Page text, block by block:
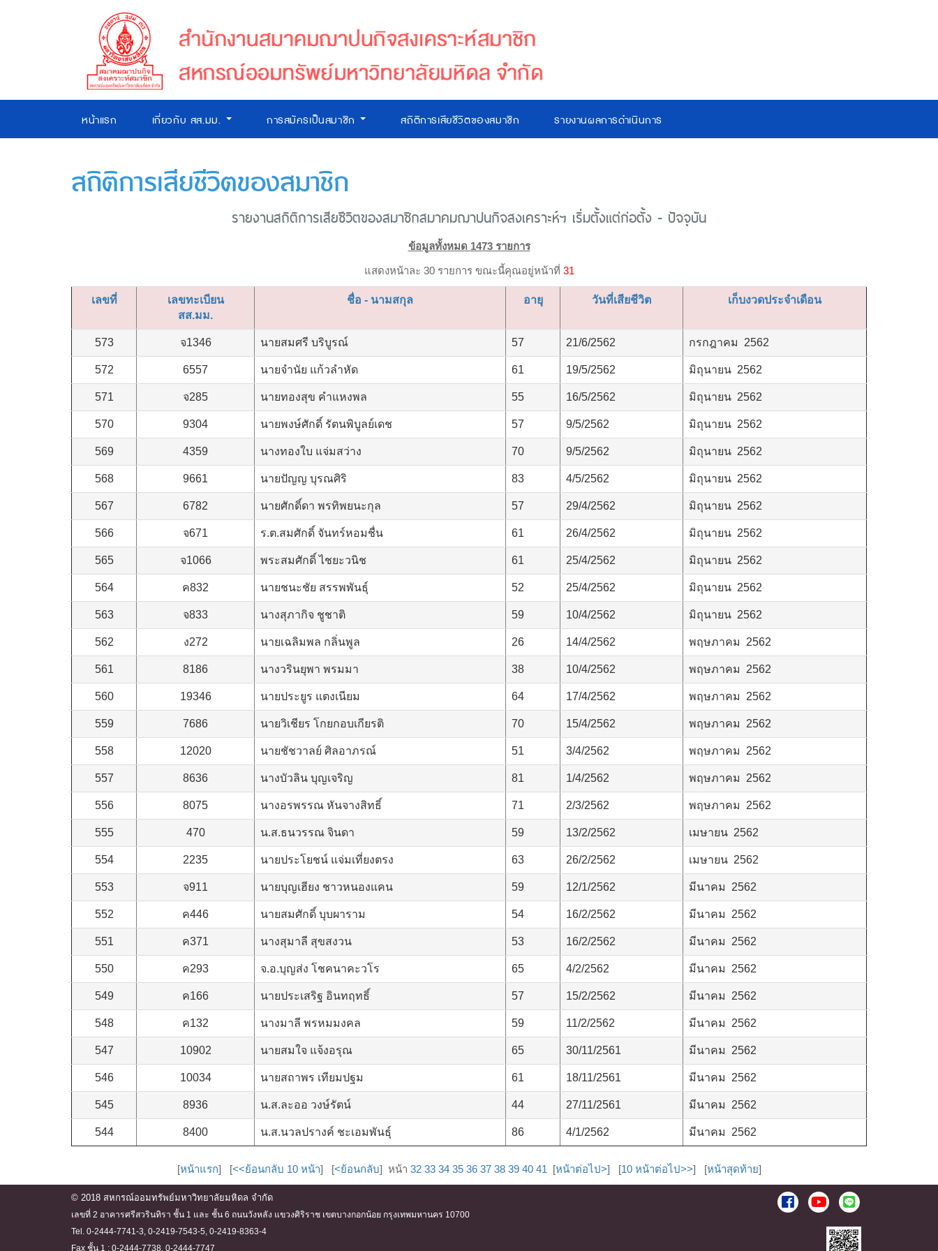
หน้าแรก เกี่ยวกับ สส.มม. การสมัครเป็นสมาชิก สถิติการเสียชีวิตของสมาชิก รายงานผลการดำเนินการ
สถิติการเสียชีวิตของสมาชิก
รายงานสถิติการเสียชีวิตของสมาชิกสมาคมฌาปนกิจสงเคราะห์ฯ เริ่มตั้งแต่ก่อตั้ง - ปัจจุบัน
ข้อมูลทั้งหมด 1473 รายการ
แสดงหน้าละ 30 รายการ ขณะนี้คุณอยู่หน้าที่ 31
เลขที่
เลขทะเบียน
สส.มม.
ชื่อ - นามสกุล อายุ วันที่เสียชีวิต เก็บงวดประจำเดือน
573 จ1346 นายสมศรี บริบูรณ์ 57 21/6/2562 กรกฎาคม 2562
572 6557 นายจำนัย แก้วลำหัด 61 19/5/2562 มิถุนายน 2562
571 จ285 นายทองสุข คำแหงพล 55 16/5/2562 มิถุนายน 2562
570 9304 นายพงษ์ศักดิ์ รัตนพิบูลย์เดช 57 9/5/2562 มิถุนายน 2562
569 4359 นางทองใบ แจ่มสว่าง 70 9/5/2562 มิถุนายน 2562
568 9661 นายปัญญ บุรณศิริ 83 4/5/2562 มิถุนายน 2562
567 6782 นายศักดิ์ดา พรทิพยนะกุล 57 29/4/2562 มิถุนายน 2562
566 จ671 ร.ต.สมศักดิ์ จันทร์หอมชื่น 61 26/4/2562 มิถุนายน 2562
565 จ1066 พระสมศักดิ์ ไชยะวนิช 61 25/4/2562 มิถุนายน 2562
564 ค832 นายชนะชัย สรรพพันธุ์ 52 25/4/2562 มิถุนายน 2562
563 จ833 นางสุภากิจ ชูชาติ 59 10/4/2562 มิถุนายน 2562
562 ง272 นายเฉลิมพล กลิ่นพูล 26 14/4/2562 พฤษภาคม 2562
561 8186 นางวรินยุพา พรมมา 38 10/4/2562 พฤษภาคม 2562
560 19346 นายประยูร แตงเนียม 64 17/4/2562 พฤษภาคม 2562
559 7686 นายวิเชียร โกยกอบเกียรติ 70 15/4/2562 พฤษภาคม 2562
558 12020 นายชัชวาลย์ ศิลอาภรณ์ 51 3/4/2562 พฤษภาคม 2562
557 8636 นางบัวลิน บุญเจริญ 81 1/4/2562 พฤษภาคม 2562
556 8075 นางอรพรรณ หันจางสิทธิ์ 71 2/3/2562 พฤษภาคม 2562
555 470 น.ส.ธนวรรณ จินดา 59 13/2/2562 เมษายน 2562
554 2235 นายประโยชน์ แจ่มเที่ยงตรง 63 26/2/2562 เมษายน 2562
553 จ911 นายบุญเฮียง ชาวหนองแคน 59 12/1/2562 มีนาคม 2562
552 ค446 นายสมศักดิ์ บุบผาราม 54 16/2/2562 มีนาคม 2562
551 ค371 นางสุมาลี สุขสงวน 53 16/2/2562 มีนาคม 2562
550 ค293 จ.อ.บุญส่ง โชคนาคะวโร 65 4/2/2562 มีนาคม 2562
549 ค166 นายประเสริฐ อินทฤทธิ์ 57 15/2/2562 มีนาคม 2562
548 ค132 นางมาลี พรหมมงคล 59 11/2/2562 มีนาคม 2562
547 10902 นายสมใจ แจ้งอรุณ 65 30/11/2561 มีนาคม 2562
546 10034 นายสถาพร เทียมปฐม 61 18/11/2561 มีนาคม 2562
545 8936 น.ส.ละออ วงษ์รัตน์ 44 27/11/2561 มีนาคม 2562
544 8400 น.ส.นวลปรางค์ ชะเอมพันธุ์ 86 4/1/2562 มีนาคม 2562
[หน้าแรก] [<<ย้อนกลับ 10 หน้า] [<ย้อนกลับ] หน้า 32 33 34 35 36 37 38 39 40 41 [หน้าต่อไป>] [10 หน้าต่อไป>>] [หน้าสุดท้าย]
© 2018 สหกรณ์ออมทรัพย์มหาวิทยาลัยมหิดล จำกัด
เลขที่ 2 อาคารศรีสวรินทิรา ชั้น 1 และ ชั้น 6 ถนนวังหลัง แขวงศิริราช เขตบางกอกน้อย กรุงเทพมหานคร 10700
Tel. 0-2444-7741-3, 0-2419-7543-5, 0-2419-8363-4
Fax ชั้น 1 : 0-2444-7738, 0-2444-7747